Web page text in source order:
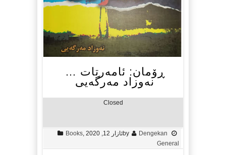
ڕۆمان: ئامەرتات …
نەوزاد مەرگەیی
Closed
by Dengekan ئازار 12, 2020 Books
General